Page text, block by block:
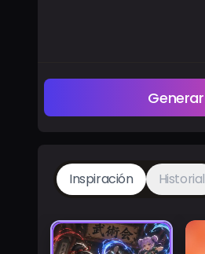
Generar
Inspiración Historial